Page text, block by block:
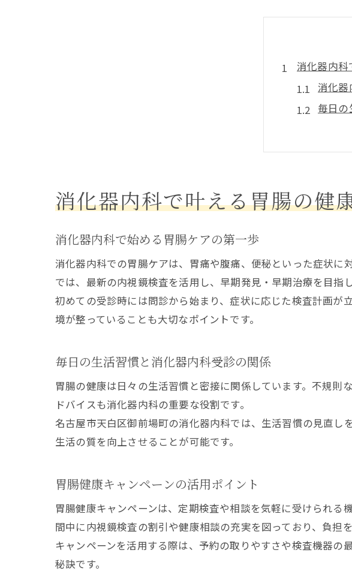
消化器内科
消化器
毎日
胃腸
消化器
安心して受
消化器
受診
消化器
消化器
消化器
消化器
消化器
消化
天白区
消化器内科で叶える胃腸の健
消化器内科で始める胃腸ケアの第一歩
消化器内科での胃腸ケアは、胃痛や腹痛、便秘といった症状
では、最新の内視鏡検査を活用し、早期発見・早期治療を目指し
初めての受診時には問診から始まり、症状に応じた検査計画
境が整っていることも大切なポイントです。
毎日の生活習慣と消化器内科受診の関係
胃腸の健康は日々の生活習慣と密接に関係しています。不規
ドバイスも消化器内科の重要な役割です。
名古屋市天白区御前場町の消化器内科では、生活習慣の見直
生活の質を向上させることが可能です。
胃腸健康キャンペーンの活用ポイント
胃腸健康キャンペーンは、定期検査や相談を気軽に受けられ
間中に内視鏡検査の割引や健康相談の充実を図っており、負担
キャンペーンを活用する際は、予約の取りやすさや検査機器
秘訣です。